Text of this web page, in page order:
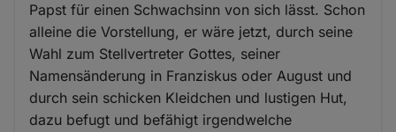
Papst für einen Schwachsinn von sich lässt. Schon
alleine die Vorstellung, er wäre jetzt, durch seine
Wahl zum Stellvertreter Gottes, seiner
Namensänderung in Franziskus oder August und
durch sein schicken Kleidchen und lustigen Hut,
dazu befugt und befähigt irgendwelche